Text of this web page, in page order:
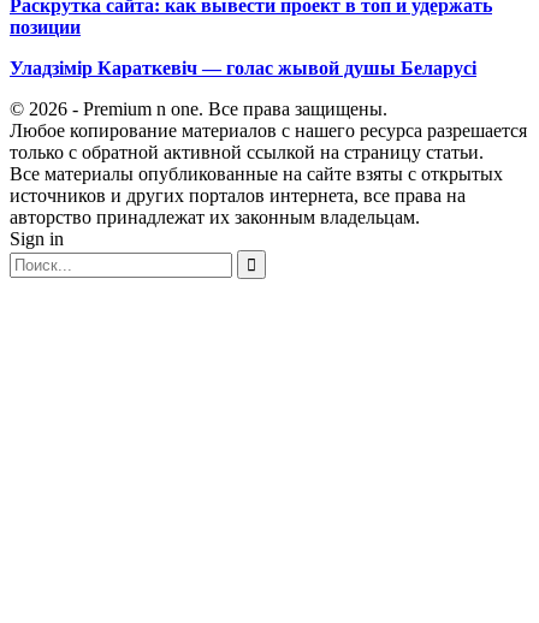
Раскрутка сайта: как вывести проект в топ и удержать
позиции
Уладзімір Караткевіч — голас жывой душы Беларусі
© 2026 - Premium n one. Все права защищены.
Любое копирование материалов с нашего ресурса разрешается
только с обратной активной ссылкой на страницу статьи.
Все материалы опубликованные на сайте взяты с открытых
источников и других порталов интернета, все права на
авторство принадлежат их законным владельцам.
Sign in